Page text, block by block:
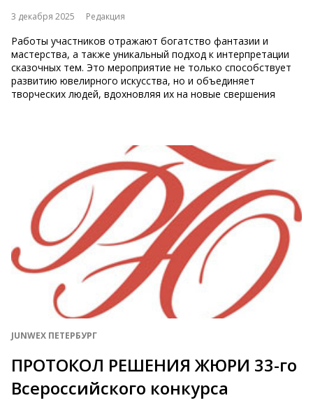
3 декабря 2025 Редакция
Работы участников отражают богатство фантазии и
мастерства, а также уникальный подход к интерпретации
сказочных тем. Это мероприятие не только способствует
развитию ювелирного искусства, но и объединяет
творческих людей, вдохновляя их на новые свершения
JUNWEX ПЕТЕРБУРГ
ПРОТОКОЛ РЕШЕНИЯ ЖЮРИ 33-го
Всероссийского конкурса